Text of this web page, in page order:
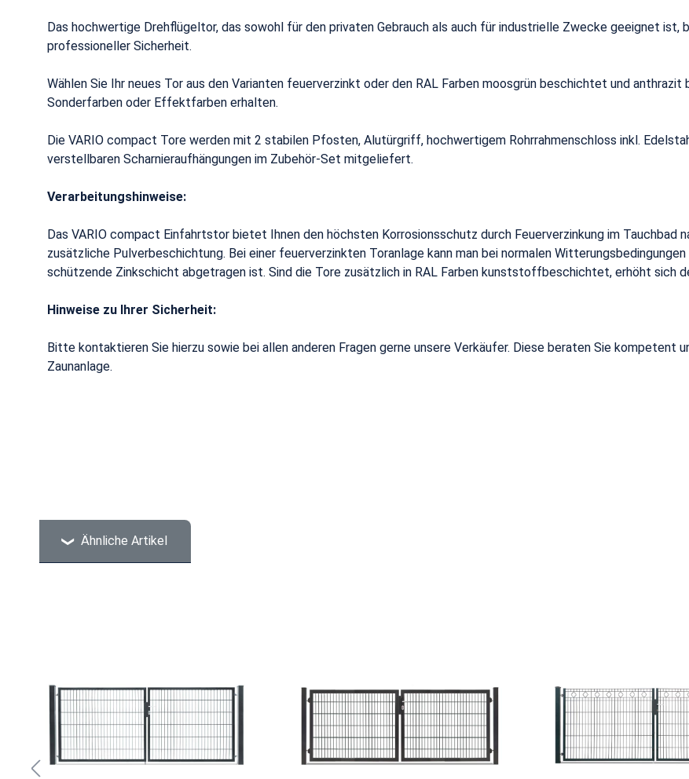
Das hochwertige Drehflügeltor, das sowohl für den privaten Gebrauch als auch für industrielle Zwecke geeignet
professioneller Sicherheit.
Wählen Sie Ihr neues Tor aus den Varianten feuerverzinkt oder den RAL Farben moosgrün beschichtet und
Sonderfarben oder Effektfarben erhalten.
Die VARIO compact Tore werden mit 2 stabilen Pfosten, Alutürgriff, hochwertigem Rohrrahmenschloss inkl.
verstellbaren Scharnieraufhängungen im Zubehör-Set mitgeliefert.
Verarbeitungshinweise:
Das VARIO compact Einfahrtstor bietet Ihnen den höchsten Korrosionsschutz durch Feuerverzinkung im Tauchbad
zusätzliche Pulverbeschichtung. Bei einer feuerverzinkten Toranlage kann man bei normalen
schützende Zinkschicht abgetragen ist. Sind die Tore zusätzlich in RAL Farben kunststoffbeschichtet, erhöht sich
Hinweise zu Ihrer Sicherheit:
Bitte kontaktieren Sie hierzu sowie bei allen anderen Fragen gerne unsere Verkäufer. Diese beraten Sie kompetent
Zaunanlage.
Ähnliche Artikel